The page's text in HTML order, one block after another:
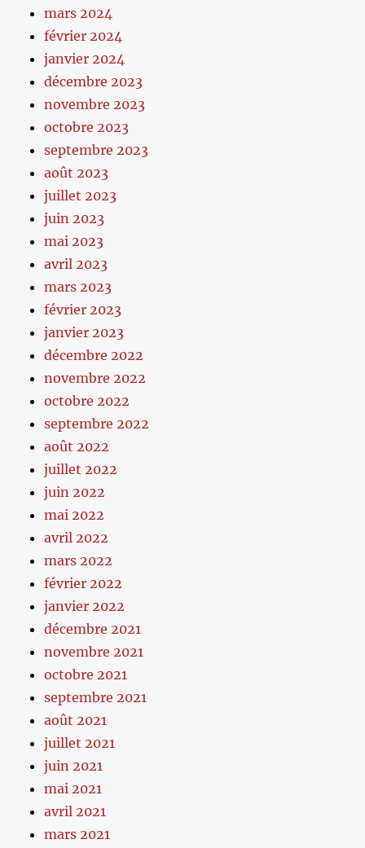
mars 2024
février 2024
janvier 2024
décembre 2023
novembre 2023
octobre 2023
septembre 2023
août 2023
juillet 2023
juin 2023
mai 2023
avril 2023
mars 2023
février 2023
janvier 2023
décembre 2022
novembre 2022
octobre 2022
septembre 2022
août 2022
juillet 2022
juin 2022
mai 2022
avril 2022
mars 2022
février 2022
janvier 2022
décembre 2021
novembre 2021
octobre 2021
septembre 2021
août 2021
juillet 2021
juin 2021
mai 2021
avril 2021
mars 2021